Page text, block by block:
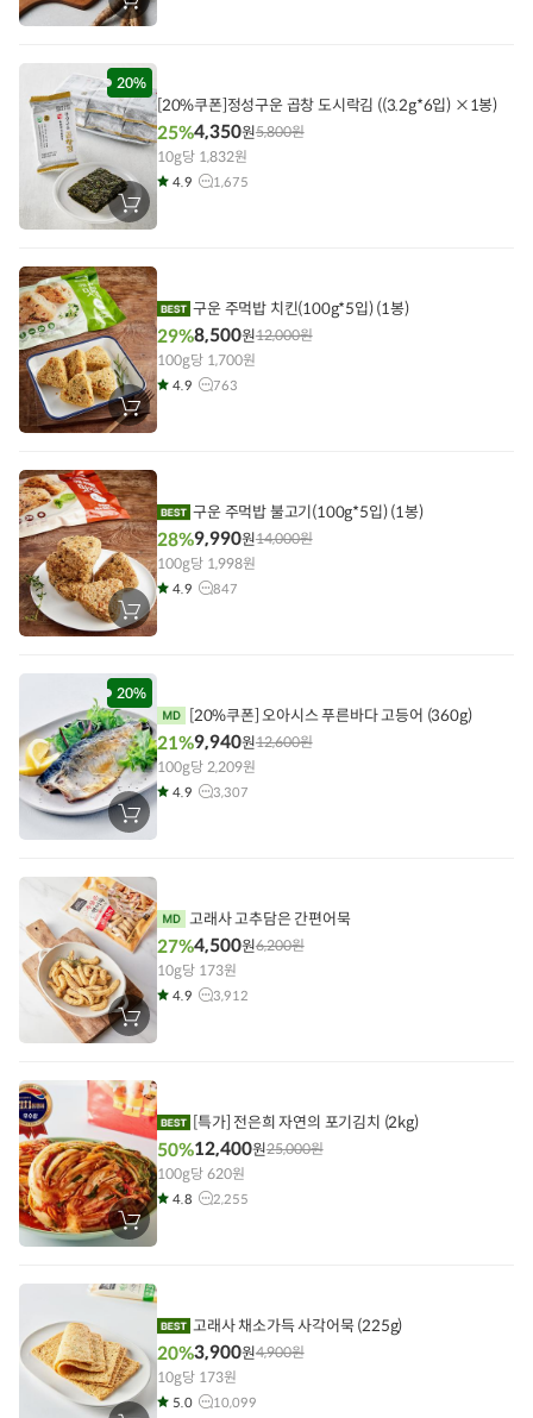
장
바
에
담
기
20%
장
바
에
담
기
[20%쿠폰]정성구운 곱창 도시락김 ((3.2g*6입) ×1봉)
25%4,350원5,800원
10g당 1,832원
4.9 1,675
장
바
에
담
기
구운 주먹밥 치킨(100g*5입) (1봉)
29%8,500원12,000원
100g당 1,700원
4.9 763
장
바
에
담
기
구운 주먹밥 불고기(100g*5입) (1봉)
28%9,990원14,000원
100g당 1,998원
4.9 847
20%
장
바
에
담
기
[20%쿠폰] 오아시스 푸른바다 고등어 (360g)
21%9,940원12,600원
100g당 2,209원
4.9 3,307
장
바
에
담
기
고래사 고추담은 간편어묵
27%4,500원6,200원
10g당 173원
4.9 3,912
장
바
에
담
[특가] 전은희 자연의 포기김치 (2kg)
50%12,400원25,000원
100g당 620원
4.8 2,255
고래사 채소가득 사각어묵 (225g)
20%3,900원4,900원
10g당 173원
5.0 10,099